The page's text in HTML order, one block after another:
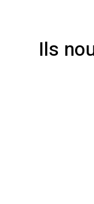
Ils